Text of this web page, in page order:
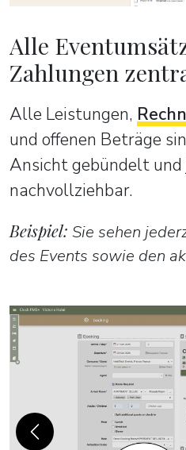
Alle
Zahlungen
Alle Leistungen,
und offenen Beträge
Ansicht gebündelt und
nachvollziehbar.
Beispiel: Sie sehen
des Events sowie den
Previous